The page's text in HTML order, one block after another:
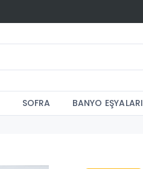
SOFRA BANYO EŞYALARI